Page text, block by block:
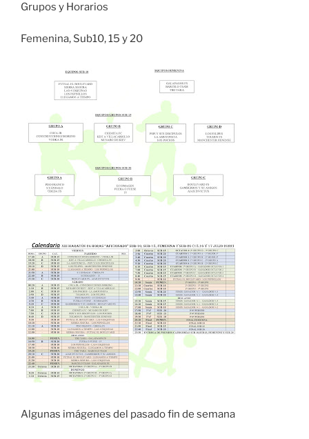
Grupos y Horarios
Femenina, Sub10, 15 y 20
Algunas imágenes del pasado fin de semana